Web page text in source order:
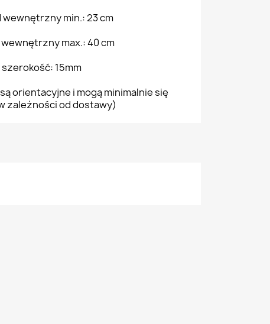
wewnętrzny min.: 23 cm
max.: 40 cm
szerokość: 15mm
orientacyjne i mogą minimalnie się
zależności od dostawy)